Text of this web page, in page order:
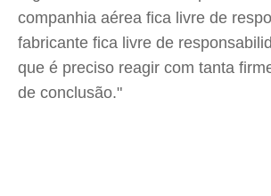
companhia aérea fica livre de
fabricante fica livre de
que é preciso reagir com tanta
de conclusão."